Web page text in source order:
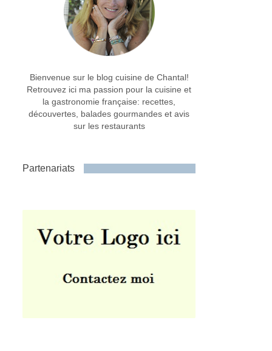
Bienvenue sur le blog cuisine de Chantal!
Retrouvez ici ma passion pour la cuisine et
la gastronomie française: recettes,
découvertes, balades gourmandes et avis
sur les restaurants
Partenariats